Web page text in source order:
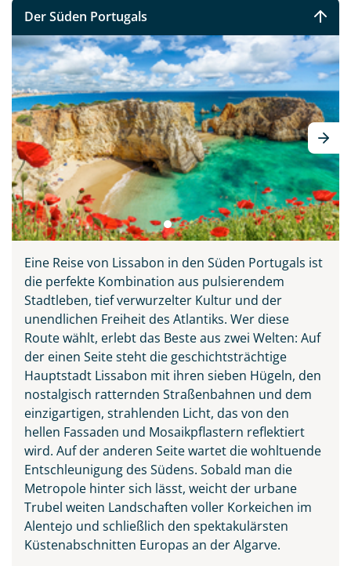
Der Süden Portugals
Eine Reise von Lissabon in den Süden Portugals ist
die perfekte Kombination aus pulsierendem
Stadtleben, tief verwurzelter Kultur und der
unendlichen Freiheit des Atlantiks. Wer diese
Route wählt, erlebt das Beste aus zwei Welten: Auf
der einen Seite steht die geschichtsträchtige
Hauptstadt Lissabon mit ihren sieben Hügeln, den
nostalgisch ratternden Straßenbahnen und dem
einzigartigen, strahlenden Licht, das von den
hellen Fassaden und Mosaikpflastern reflektiert
wird. Auf der anderen Seite wartet die wohltuende
Entschleunigung des Südens. Sobald man die
Metropole hinter sich lässt, weicht der urbane
Trubel weiten Landschaften voller Korkeichen im
Alentejo und schließlich den spektakulärsten
Küstenabschnitten Europas an der Algarve.